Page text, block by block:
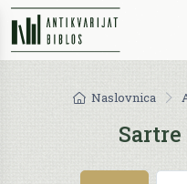
Naslovnica